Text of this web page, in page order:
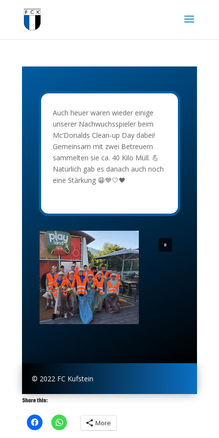
Auch heuer waren wieder einige
unserer Nachwuchsspieler beim
Mc’Donalds Clean-up Day dabei!
Gemeinsam mit zwei Betreuern
sammelten sie ca. 40 Kilo Müll. 💪
Natürlich gab es danach auch noch
eine Stärkung 😁💙🤍🖤
© 2022 FC Kufstein
Share this:
More